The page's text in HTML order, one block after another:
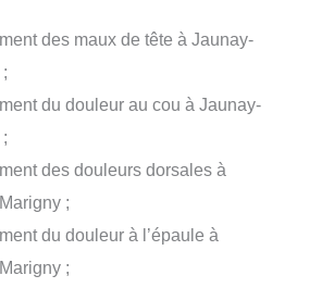
des maux de tête à Jaunay-
du douleur au cou à Jaunay-
des douleurs dorsales à
;
du douleur à l’épaule à
;